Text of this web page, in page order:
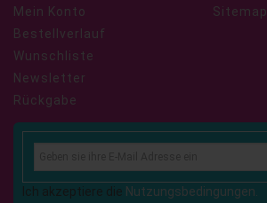
Mein Konto
Bestellverlauf
Wunschliste
Newsletter
Rückgabe
Sitemap
Ich akzeptiere die Nutzungsbedingungen.